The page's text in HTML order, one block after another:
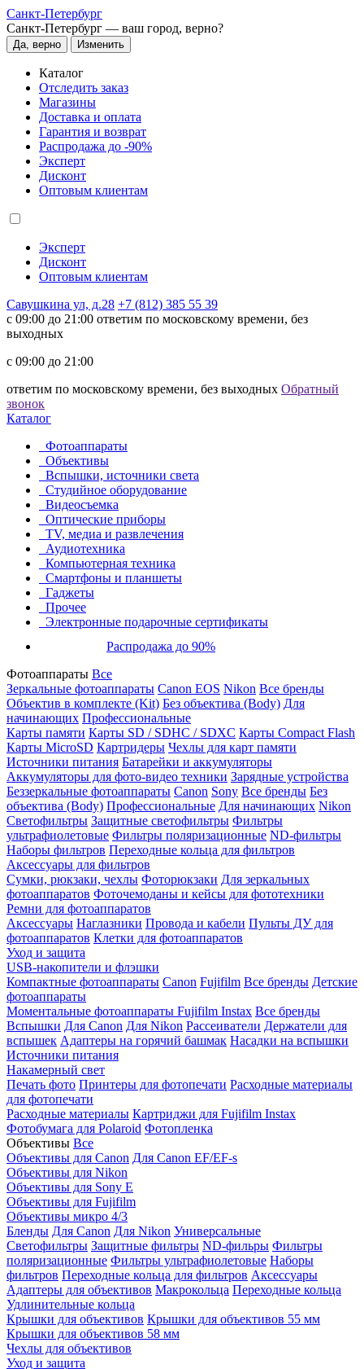
Санкт-Петербург
Санкт-Петербург — ваш город, верно?
Да, верно Изменить
Каталог
Отследить заказ
Магазины
Доставка и оплата
Гарантия и возврат
Распродажа до -90%
Эксперт
Дисконт
Оптовым клиентам
Эксперт
Дисконт
Оптовым клиентам
Савушкина ул, д.28 +7 (812) 385 55 39
c 09:00 до 21:00 ответим по московскому времени, без
выходных
c 09:00 до 21:00
ответим по московскому времени, без выходных Обратный
звонок
Каталог
Фотоаппараты
Объективы
Вспышки, источники света
Студийное оборудование
Видеосъемка
Оптические приборы
TV, медиа и развлечения
Аудиотехника
Компьютерная техника
Смартфоны и планшеты
Гаджеты
Прочее
Электронные подарочные сертификаты
Распродажа до 90%
Фотоаппараты Все
Зеркальные фотоаппараты Canon EOS Nikon Все бренды
Объектив в комплекте (Kit) Без объектива (Body) Для
начинающих Профессиональные
Карты памяти Карты SD / SDHC / SDXC Карты Compact Flash
Карты MicroSD Картридеры Чехлы для карт памяти
Источники питания Батарейки и аккумуляторы
Аккумуляторы для фото-видео техники Зарядные устройства
Беззеркальные фотоаппараты Canon Sony Все бренды Без
объектива (Body) Профессиональные Для начинающих Nikon
Светофильтры Защитные светофильтры Фильтры
ультрафиолетовые Фильтры поляризационные ND-фильтры
Наборы фильтров Переходные кольца для фильтров
Аксессуары для фильтров
Сумки, рюкзаки, чехлы Фоторюкзаки Для зеркальных
фотоаппаратов Фоточемоданы и кейсы для фототехники
Ремни для фотоаппаратов
Аксессуары Наглазники Провода и кабели Пульты ДУ для
фотоаппаратов Клетки для фотоаппаратов
Уход и защита
USB-накопители и флэшки
Компактные фотоаппараты Canon Fujifilm Все бренды Детские
фотоаппараты
Моментальные фотоаппараты Fujifilm Instax Все бренды
Вспышки Для Canon Для Nikon Рассеиватели Держатели для
вспышек Адаптеры на горячий башмак Насадки на вспышки
Источники питания
Накамерный свет
Печать фото Принтеры для фотопечати Расходные материалы
для фотопечати
Расходные материалы Картриджи для Fujifilm Instax
Фотобумага для Polaroid Фотопленка
Объективы Все
Объективы для Canon Для Canon EF/EF-s
Объективы для Nikon
Объективы для Sony E
Объективы для Fujifilm
Объективы микро 4/3
Бленды Для Canon Для Nikon Универсальные
Светофильтры Защитные фильтры ND-фильры Фильтры
поляризационные Фильтры ультрафиолетовые Наборы
фильтров Переходные кольца для фильтров Аксессуары
Адаптеры для объективов Макрокольца Переходные кольца
Удлинительные кольца
Крышки для объективов Крышки для объективов 55 мм
Крышки для объективов 58 мм
Чехлы для объективов
Уход и защита